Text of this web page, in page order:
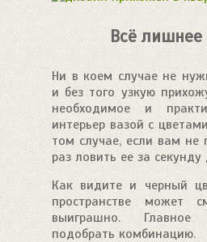
Всё лишнее
Ни в коем случае не
и без того узкую
необходимое и
интерьер вазой с
том случае, если вам не
раз ловить ее за
Как видите и черный
пространстве может
выиграшно.
подобрать комбинацию.